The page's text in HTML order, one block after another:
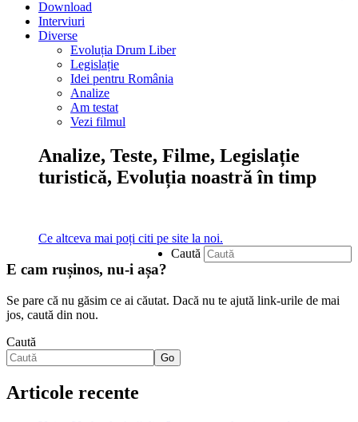
Download
Interviuri
Diverse
Evoluția Drum Liber
Legislație
Idei pentru România
Analize
Am testat
Vezi filmul
Analize, Teste, Filme, Legislație
turistică, Evoluția noastră în timp
Ce altceva mai poți citi pe site la noi.
Caută
E cam rușinos, nu-i așa?
Se pare că nu găsim ce ai căutat. Dacă nu te ajută link-urile de mai
jos, caută din nou.
Caută
Go
Articole recente